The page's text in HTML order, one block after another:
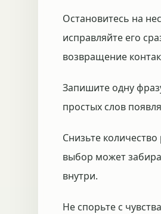
Остановитесь на
исправляйте его
возвращение
Запишите одну
простых слов
Снизьте
выбор может
внутри.
Не спорьте с